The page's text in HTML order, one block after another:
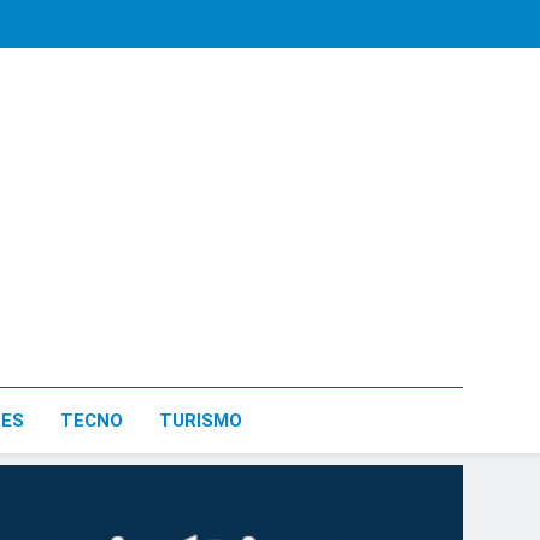
TECNO TURISMO